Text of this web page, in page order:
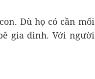
Dù họ có cần mối
gia đình. Với người